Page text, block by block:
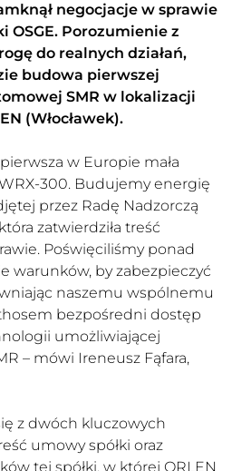
negocjacje w sprawie
OSGE. Porozumienie z
do realnych działań,
budowa pierwszej
SMR w lokalizacji
(Włocławek).
w Europie mała
300. Budujemy energię
przez Radę Nadzorczą
zatwierdziła treść
Poświęciliśmy ponad
warunków, by zabezpieczyć
naszemu wspólnemu
bezpośredni dostęp
umożliwiającej
– mówi Ireneusz Fąfara,
z dwóch kluczowych
umowy spółki oraz
tej spółki, w której ORLEN